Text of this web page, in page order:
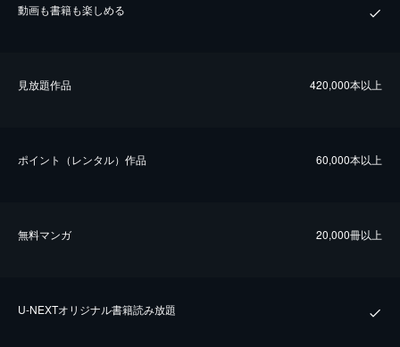
動画も書籍も楽しめる
⾒放題作品 420,000本以上
ポイント（レンタル）作品 60,000本以上
無料マンガ 20,000冊以上
U-NEXTオリジナル書籍読み放題